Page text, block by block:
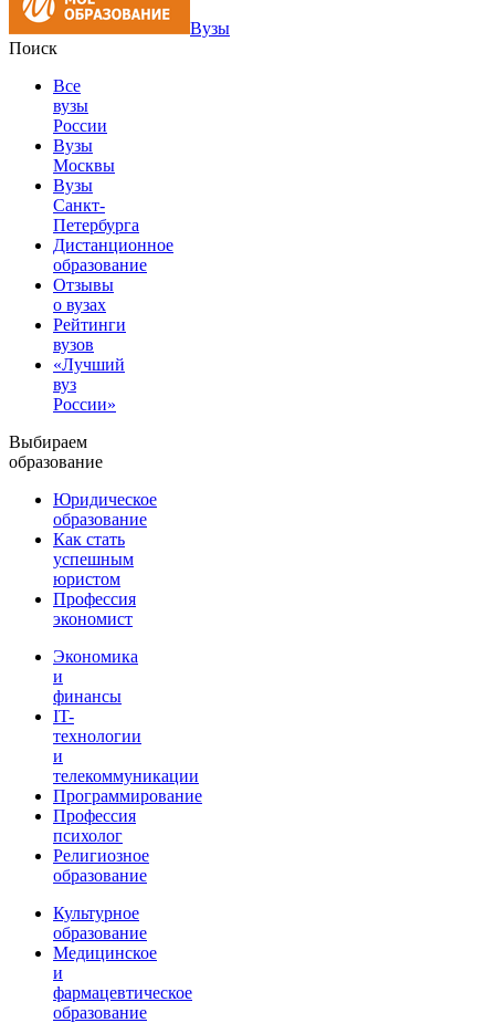
Вузы
Поиск
Все
вузы
России
Вузы
Москвы
Вузы
Санкт-
Петербурга
Дистанционное
образование
Отзывы
о вузах
Рейтинги
вузов
«Лучший
вуз
России»
Выбираем
образование
Юридическое
образование
Как стать
успешным
юристом
Профессия
экономист
Экономика
и
финансы
IT-
технологии
и
телекоммуникации
Программирование
Профессия
психолог
Религиозное
образование
Культурное
образование
Медицинское
и
фармацевтическое
образование